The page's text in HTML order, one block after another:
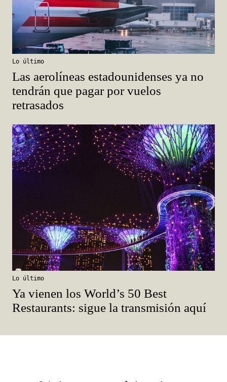
Lo último
Las aerolíneas estadounidenses ya no
tendrán que pagar por vuelos
retrasados
Lo último
Ya vienen los World’s 50 Best
Restaurants: sigue la transmisión aquí